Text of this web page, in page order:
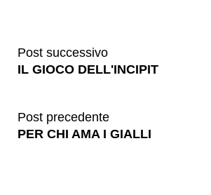
Post successivo
IL GIOCO DELL'INCIPIT
Post precedente
PER CHI AMA I GIALLI